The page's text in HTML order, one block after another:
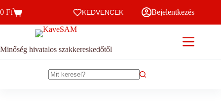
to
Kosár
0 Ft KEDVENCEK Bejelentkezés
Minőség hivatalos szakkereskedőtől